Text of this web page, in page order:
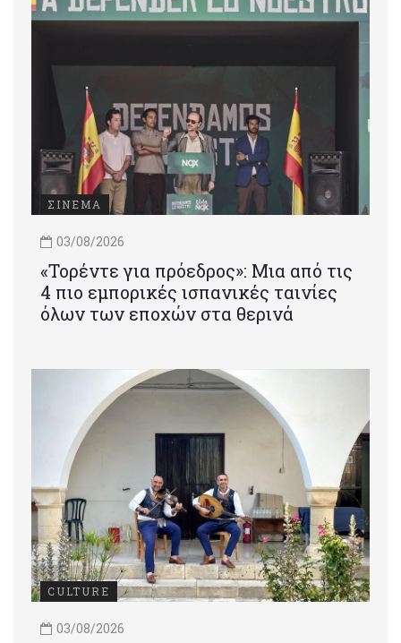
ΣΙΝΕΜΑ
03/08/2026
«Τορέντε για πρόεδρος»: Mια από τις
4 πιο εμπορικές ισπανικές ταινίες
όλων των εποχών στα θερινά
CULTURE
03/08/2026